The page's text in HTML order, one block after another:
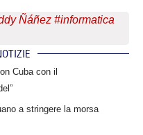
Ñáñez #informatica
Cuba con il
a stringere la morsa